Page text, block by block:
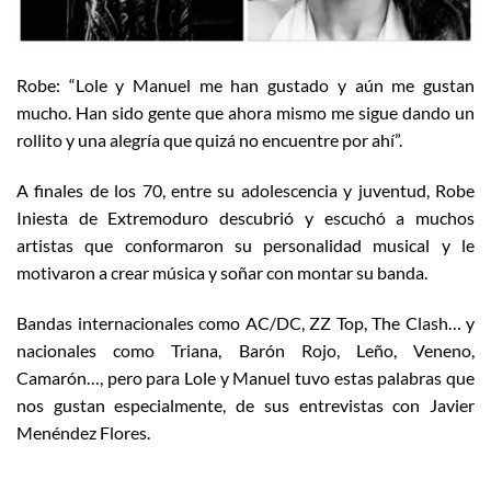
Robe: “Lole y Manuel me han gustado y aún me gustan
mucho. Han sido gente que ahora mismo me sigue dando un
rollito y una alegría que quizá no encuentre por ahí”.
A finales de los 70, entre su adolescencia y juventud, Robe
Iniesta de Extremoduro descubrió y escuchó a muchos
artistas que conformaron su personalidad musical y le
motivaron a crear música y soñar con montar su banda.
Bandas internacionales como AC/DC, ZZ Top, The Clash… y
nacionales como Triana, Barón Rojo, Leño, Veneno,
Camarón…, pero para Lole y Manuel tuvo estas palabras que
nos gustan especialmente, de sus entrevistas con Javier
Menéndez Flores.